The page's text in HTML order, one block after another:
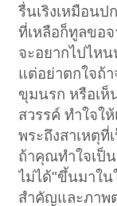
รื่นเริงเหมือนป
ที่เหลือก็ทูลขอจ
จะอยากไปไหน
แต่อย่าตกใจถ้
ขุมนรก หรือเ
สวรรค์ ทำใจใ
พระถึงสาเหตุที่
ถ้าคุณทำใจเป็
ไม่ได้"ขึ้นมาใ
สำคัญและภาพ